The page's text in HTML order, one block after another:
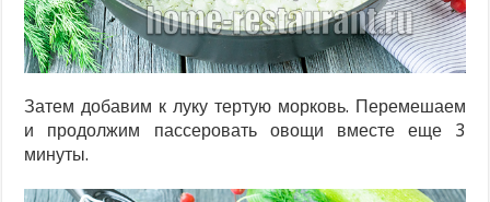
Затем добавим к луку тертую морковь. Перемешаем
и продолжим пассеровать овощи вместе еще 3
минуты.